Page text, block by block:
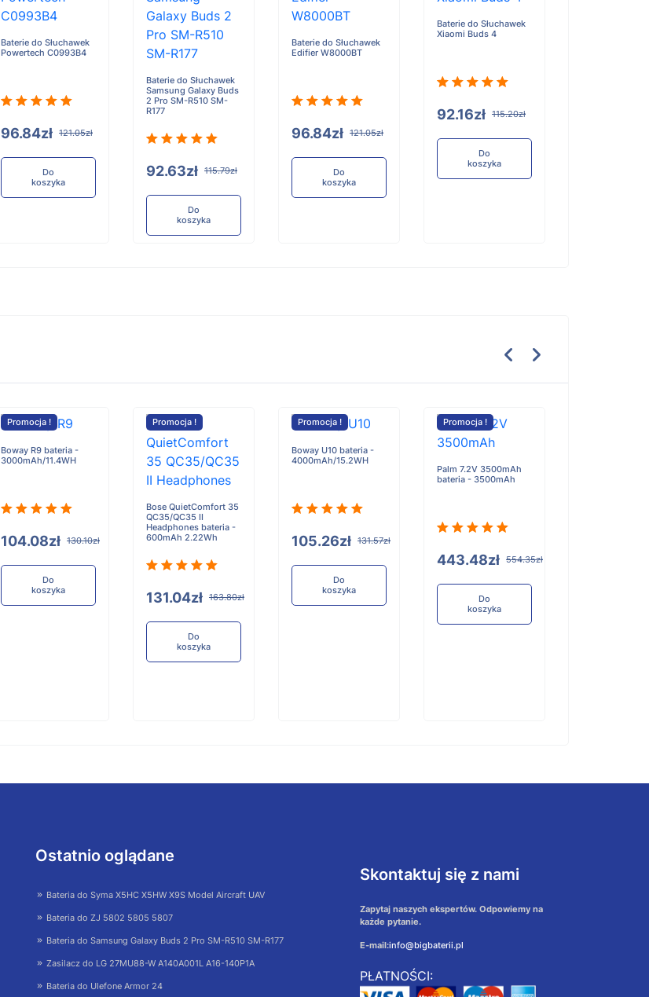
Baterie do Słuchawek
Powertech C0993B4
96.84zł 121.05zł
Do
koszyka
Baterie do Słuchawek
Samsung Galaxy Buds
2 Pro SM-R510 SM-
R177
92.63zł 115.79zł
Do
koszyka
Baterie do Słuchawek
Edifier W8000BT
96.84zł 121.05zł
Do
koszyka
Baterie do Słuchawek
Xiaomi Buds 4
92.16zł 115.20zł
Do
koszyka
Promocja !
Boway R9 bateria -
3000mAh/11.4WH
104.08zł 130.10zł
Do
koszyka
Promocja !
Bose QuietComfort 35
QC35/QC35 II
Headphones bateria -
600mAh 2.22Wh
131.04zł 163.80zł
Do
koszyka
Promocja !
Boway U10 bateria -
4000mAh/15.2WH
105.26zł 131.57zł
Do
koszyka
Promocja !
Palm 7.2V 3500mAh
bateria - 3500mAh
443.48zł 554.35zł
Do
koszyka
Ostatnio oglądane
Bateria do Syma X5HC X5HW X9S Model Aircraft UAV
Bateria do ZJ 5802 5805 5807
Bateria do Samsung Galaxy Buds 2 Pro SM-R510 SM-R177
Zasilacz do LG 27MU88-W A140A001L A16-140P1A
Bateria do Ulefone Armor 24
Skontaktuj się z nami
Zapytaj naszych ekspertów. Odpowiemy na
każde pytanie.
E-mail:info@bigbaterii.pl
PŁATNOŚCI: